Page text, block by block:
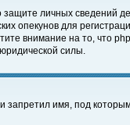
защите личных
опекунов для
внимание на то, что
силы.
имя, под